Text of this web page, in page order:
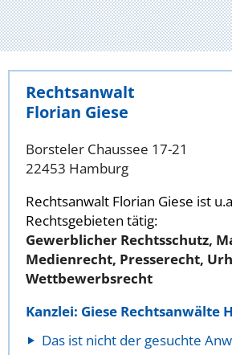
Rechtsanwalt
Florian Giese
Borsteler Chaussee 17-21
22453 Hamburg
Rechtsanwalt Florian Giese ist
Rechtsgebieten tätig:
Gewerblicher Rechtsschutz,
Medienrecht, Presserecht,
Wettbewerbsrecht
Kanzlei: Giese Rechtsanwälte
Das ist nicht der gesuchte